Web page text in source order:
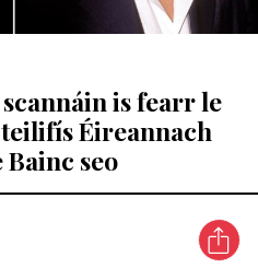
is fearr le
Éireannach
seo